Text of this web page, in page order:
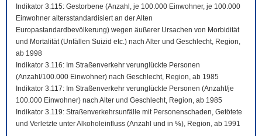
Indikator 3.115: Gestorbene (Anzahl, je 100.000 Einwohner, je 100.000
Einwohner altersstandardisiert an der Alten
Europastandardbevölkerung) wegen äußerer Ursachen von Morbidität
und Mortalität (Unfällen Suizid etc.) nach Alter und Geschlecht, Region,
ab 1998
Indikator 3.116: Im Straßenverkehr verunglückte Personen
(Anzahl/100.000 Einwohner) nach Geschlecht, Region, ab 1985
Indikator 3.117: Im Straßenverkehr verunglückte Personen (Anzahl/je
100.000 Einwohner) nach Alter und Geschlecht, Region, ab 1985
Indikator 3.119: Straßenverkehrsunfälle mit Personenschaden, Getötete
und Verletzte unter Alkoholeinfluss (Anzahl und in %), Region, ab 1991